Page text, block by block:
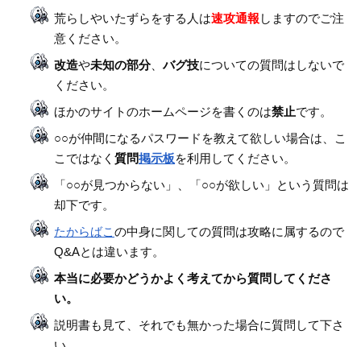
荒らしやいたずらをする人は速攻通報 しますのでご注
意ください。
改造や未知の部分、バグ技についての質問はしないで
ください。
ほかのサイトのホームページを書くのは禁止です。
○○が仲間になるパスワードを教えて欲しい場合は、こ
こではなく質問掲示板を利用してください。
「○○が見つからない」、「○○が欲しい」という質問は
却下です。
たからばこの中身に関しての質問は攻略に属するので
Q&Aとは違います。
本当に必要かどうかよく考えてから質問してくださ
い。
説明書も見て、それでも無かった場合に質問して下さ